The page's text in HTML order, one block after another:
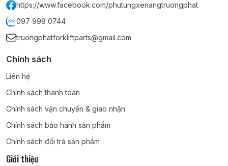
https://www.facebook.com/phutungxenangtruongphat
097 998 0744
truongphatforkliftparts@gmail.com
Chính sách
Liên hệ
Chính sách thanh toán
Chính sách vận chuyển & giao nhận
Chính sách bảo hành sản phẩm
Chính sách đổi trả sản phẩm
Giới thiệu